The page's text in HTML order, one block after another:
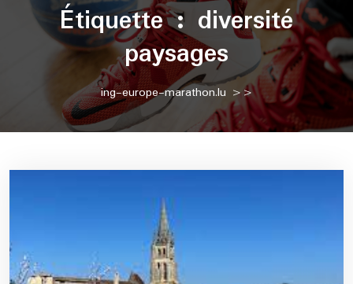
Étiquette : diversité
paysages
ing-europe-marathon.lu >>